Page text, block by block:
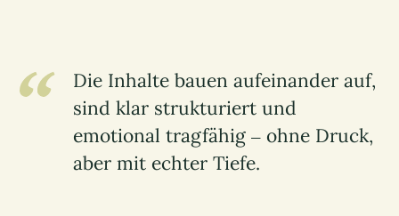
Die Inhalte bauen aufeinander auf,
sind klar strukturiert und
emotional tragfähig – ohne Druck,
aber mit echter Tiefe.